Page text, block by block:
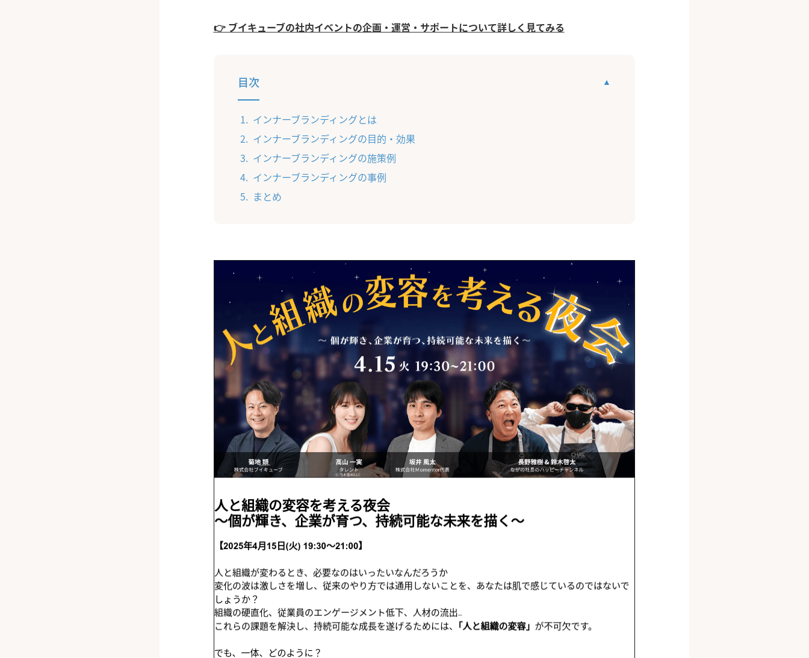
👉 ブイキューブの社内イベントの企画・運営・サポートについて詳しく見てみる
目次
インナーブランディングとは
インナーブランディングの目的・効果
インナーブランディングの施策例
インナーブランディングの事例
まとめ